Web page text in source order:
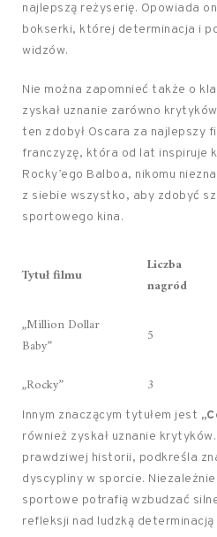
najlepszą reżyserię. Opowiada
bokserki, której determinacja i
widzów.
Nie można zapomnieć także o
zyskał uznanie zarówno
ten zdobył Oscara za najlepszy
franczyzę, która od lat inspiruje
Rocky’ego Balboa, nikomu
z siebie wszystko, aby zdobyć
sportowego kina.
Tytuł filmu
Liczba
nagród
„Million Dollar
Baby”
5
„Rocky” 3
Innym znaczącym tytułem jest
również zyskał uznanie
prawdziwej historii, podkreśla
dyscypliny w sporcie.
sportowe potrafią wzbudzać
refleksji nad ludzką determinacją